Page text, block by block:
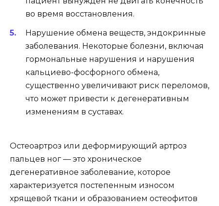
во время восстановления.
Нарушение обмена веществ, эндокринные
заболевания. Некоторые болезни, включая
гормональные нарушения и нарушения
кальциево-фосфорного обмена,
существенно увеличивают риск переломов,
что может привести к дегенеративным
изменениям в суставах.
Остеоартроз или деформирующий артроз
пальцев ног — это хроническое
дегенеративное заболевание, которое
характеризуется постепенным износом
хрящевой ткани и образованием остеофитов